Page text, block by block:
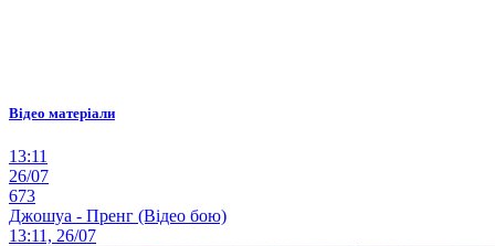
Відео матеріали
13:11
26/07
673
Джошуа - Пренг (Відео бою)
13:11, 26/07